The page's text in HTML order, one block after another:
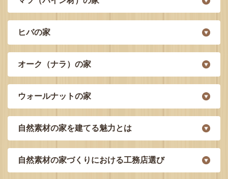
ヒバの家
オーク（ナラ）の家
ウォールナットの家
自然素材の家を建てる魅力とは
自然素材の家づくりにおける工務店選び